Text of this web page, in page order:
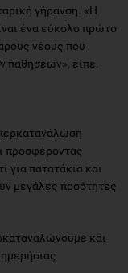
γήρανση. «Η
ένα εύκολο πρώτο
νέους που
παθήσεων», είπε.
προσφέροντας
για πατατάκια και
μεγάλες ποσότητες
και